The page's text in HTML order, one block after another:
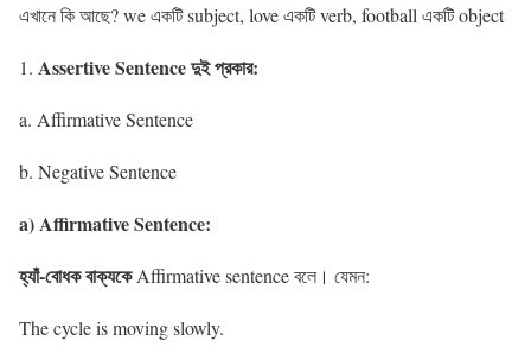
এখানে কি আছে? we একটি subject, love একটি verb, football একটি object
Assertive Sentence দুই প্রকার:
a. Affirmative Sentence
b. Negative Sentence
a) Affirmative Sentence:
হ্যাঁ-বোধক বাক্যকেAffirmative sentence বলে। যেমন:
The cycle is moving slowly.